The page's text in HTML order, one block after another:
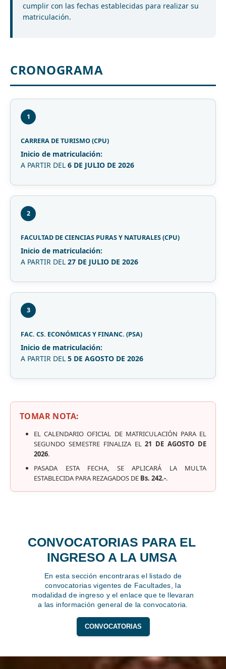
cumplir con las fechas establecidas para realizar su
matriculación.
CRONOGRAMA
1
CARRERA DE TURISMO (CPU)
Inicio de matriculación:
A PARTIR DEL 6 DE JULIO DE 2026
2
FACULTAD DE CIENCIAS PURAS Y NATURALES (CPU)
Inicio de matriculación:
A PARTIR DEL 27 DE JULIO DE 2026
3
FAC. CS. ECONÓMICAS Y FINANC. (PSA)
Inicio de matriculación:
A PARTIR DEL 5 DE AGOSTO DE 2026
TOMAR NOTA:
EL CALENDARIO OFICIAL DE MATRICULACIÓN PARA EL
SEGUNDO SEMESTRE FINALIZA EL21 DE AGOSTO DE
2026.
PASADA ESTA FECHA, SE APLICARÁ LA MULTA
ESTABLECIDA PARA REZAGADOS DE Bs. 242.-.
CONVOCATORIAS PARA EL
INGRESO A LA UMSA
En esta sección encontraras el listado de
convocatorias vigentes de Facultades, la
modalidad de ingreso y el enlace que te llevaran
a las información general de la convocatoria.
CONVOCATORIAS